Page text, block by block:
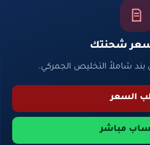
شحنتك
شاملاً التخليص الجمركي.
السعر
مباشر